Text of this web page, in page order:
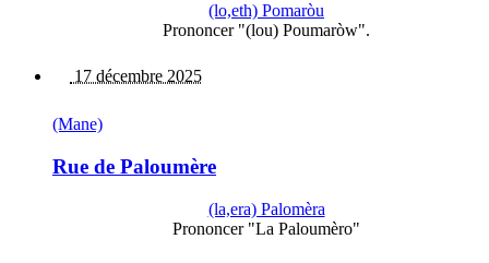
(lo,eth) Pomaròu
Prononcer "(lou) Poumaròw".
17 décembre 2025
(Mane)
Rue de Paloumère
(la,era) Palomèra
Prononcer "La Paloumèro"